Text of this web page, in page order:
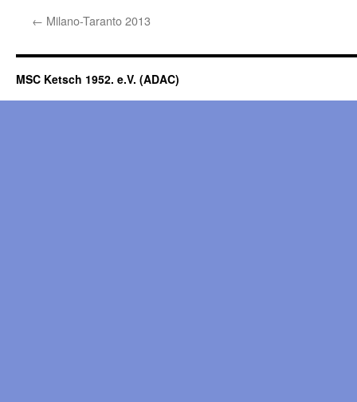
← Milano-Taranto 2013
MSC Ketsch 1952. e.V. (ADAC)